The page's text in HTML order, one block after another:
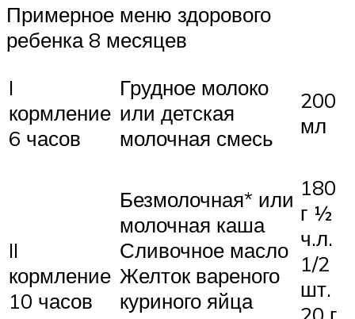
Примерное меню здорового
ребенка 8 месяцев
I
кормление
6 часов
Грудное молоко
или детская
молочная смесь
200
мл
II
кормление
10 часов
Безмолочная* или
молочная каша
Сливочное масло
Желток вареного
куриного яйца
180
г ½
ч.л.
1/2
шт.